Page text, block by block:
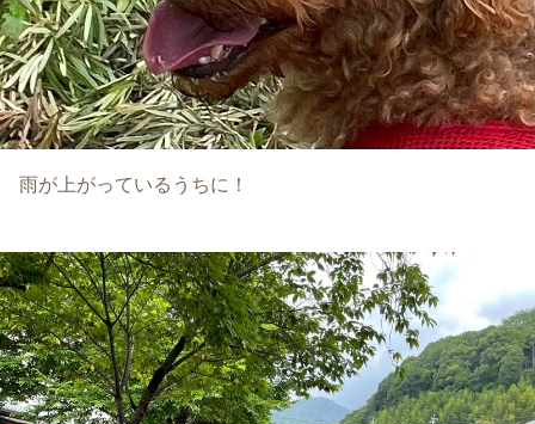
雨が上がっているうちに！